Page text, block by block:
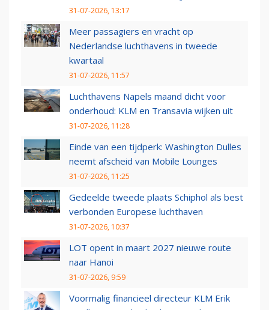
31-07-2026, 13:17
Meer passagiers en vracht op
Nederlandse luchthavens in tweede
kwartaal
31-07-2026, 11:57
Luchthavens Napels maand dicht voor
onderhoud: KLM en Transavia wijken uit
31-07-2026, 11:28
Einde van een tijdperk: Washington Dulles
neemt afscheid van Mobile Lounges
31-07-2026, 11:25
Gedeelde tweede plaats Schiphol als best
verbonden Europese luchthaven
31-07-2026, 10:37
LOT opent in maart 2027 nieuwe route
naar Hanoi
31-07-2026, 9:59
Voormalig financieel directeur KLM Erik